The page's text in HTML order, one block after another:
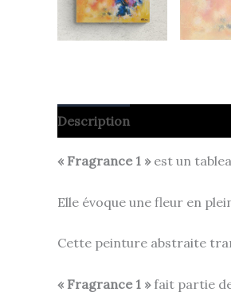
Description
« Fragrance 1 »est un
Elle évoque une fleur en
Cette peinture abstraite
« Fragrance 1 »fait partie